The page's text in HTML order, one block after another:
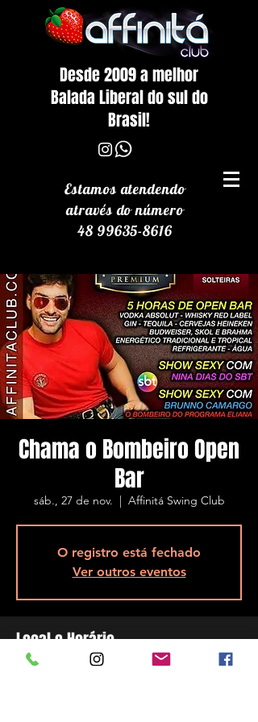
Desde 2009 a melhor
Balada Liberal do sul do
Brasil!
Estamos atendendo
atravésdo número
48 99635-8616
Chama o Bombeiro Open
Bar
sáb., 27 de nov.
  |
Affinitá Swing Club
O registro está fechado
Ver outros eventos
Local e Horário
27 de nov. de 2021, 22:00